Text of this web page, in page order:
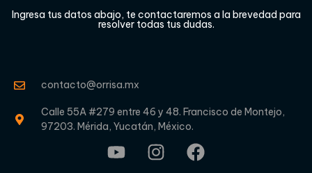
Ingresa tus datos abajo, te contactaremos a la brevedad para
resolver todas tus dudas.
contacto@orrisa.mx
Calle 55A #279 entre 46 y 48. Francisco de Montejo,
97203. Mérida, Yucatán, México.